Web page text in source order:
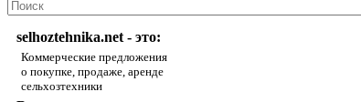
selhoztehnika.net - это:
Коммерческие предложения
о покупке, продаже, аренде
сельхозтехники